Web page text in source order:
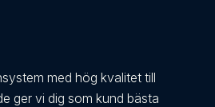
med hög kvalitet till
ger vi dig som kund bästa